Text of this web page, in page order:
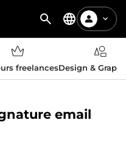
freelancesDesign &
email